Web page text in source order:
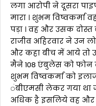
लगा आरोपी ने दूसरा
मारा । शुभम विष्वकर्मा
पड़ा । वह और उसक
राजीव अहिरवार ने उन
और कहा बीच में आये तो
मैने 108 एंबुलेस को फोन
शुभम विष्वकर्मा को
ंबीएमसी लेकर गया था
अधिक है इसलिये वह और